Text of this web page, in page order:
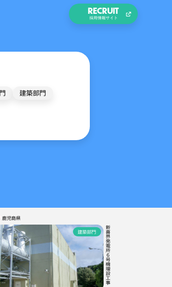
RECRUIT
採用情報サイト
建築部門
鹿児島県
新喜界発電所６号機増設工事
建築部門